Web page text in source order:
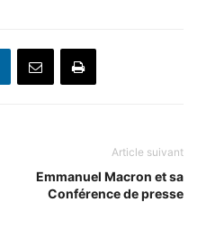
Article suivant
Emmanuel Macron et sa
Conférence de presse